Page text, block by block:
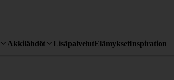
Äkkilähdöt LisäpalvelutElämyksetInspiration